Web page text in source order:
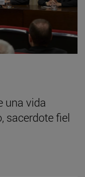
una vida
sacerdote fiel